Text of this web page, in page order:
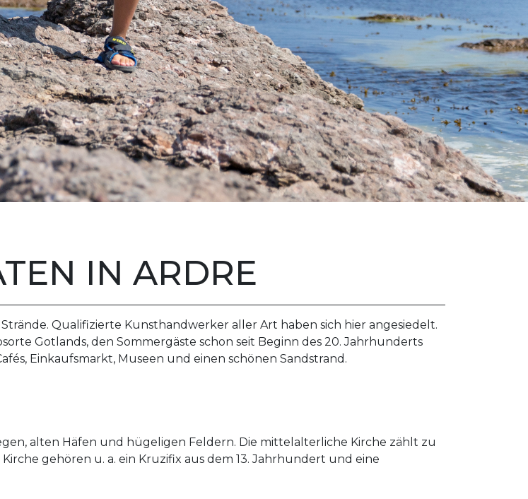
IN ARDRE
Qualifizierte Kunsthandwerker aller Art haben sich hier angesiedelt.
Gotlands, den Sommergäste schon seit Beginn des 20. Jahrhunderts
Einkaufsmarkt, Museen und einen schönen Sandstrand.
alten Häfen und hügeligen Feldern. Die mittelalterliche Kirche zählt zu
gehören u. a. ein Kruzifix aus dem 13. Jahrhundert und eine